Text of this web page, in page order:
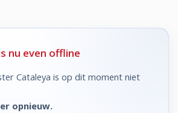
nu even offline
Cataleya is op dit moment niet
opnieuw.